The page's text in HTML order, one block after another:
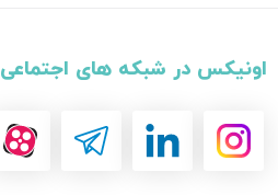
اونیکس در شبکه های اجتماعی